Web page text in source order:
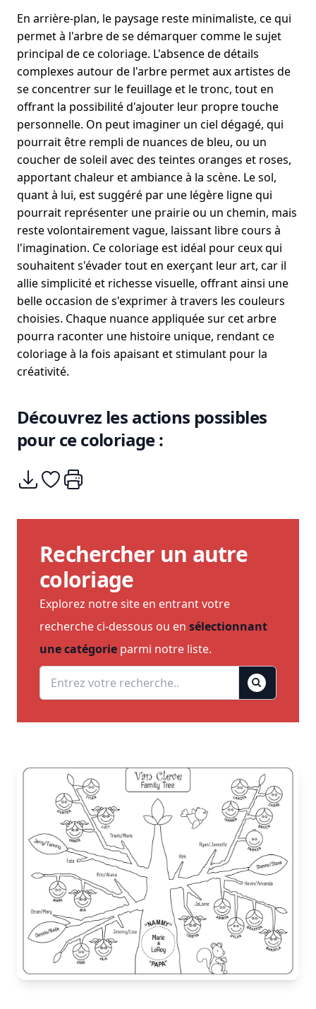
En arrière-plan, le paysage reste minimaliste, ce qui
permet à l'arbre de se démarquer comme le sujet
principal de ce coloriage. L'absence de détails
complexes autour de l'arbre permet aux artistes de
se concentrer sur le feuillage et le tronc, tout en
offrant la possibilité d'ajouter leur propre touche
personnelle. On peut imaginer un ciel dégagé, qui
pourrait être rempli de nuances de bleu, ou un
coucher de soleil avec des teintes oranges et roses,
apportant chaleur et ambiance à la scène. Le sol,
quant à lui, est suggéré par une légère ligne qui
pourrait représenter une prairie ou un chemin, mais
reste volontairement vague, laissant libre cours à
l'imagination. Ce coloriage est idéal pour ceux qui
souhaitent s'évader tout en exerçant leur art, car il
allie simplicité et richesse visuelle, offrant ainsi une
belle occasion de s'exprimer à travers les couleurs
choisies. Chaque nuance appliquée sur cet arbre
pourra raconter une histoire unique, rendant ce
coloriage à la fois apaisant et stimulant pour la
créativité.
Découvrez les actions possibles
pour ce coloriage :
Télécharger
Ajouter à mes coups de coeurs
Imprimer
Rechercher un autre
coloriage
Explorez notre site en entrant votre
recherche ci-dessous ou en sélectionnant
une catégorie parmi notre liste.